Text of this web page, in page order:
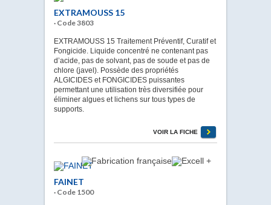
EXTRAMOUSS 15
· Code 3803
EXTRAMOUSS 15 Traitement Préventif, Curatif et
Fongicide. Liquide concentré ne contenant pas
d’acide, pas de solvant, pas de soude et pas de
chlore (javel). Possède des propriétés
ALGICIDES et FONGICIDES puissantes
permettant une utilisation très diversifiée pour
éliminer algues et lichens sur tous types de
supports.
VOIR LA FICHE
FAINET
· Code 1500